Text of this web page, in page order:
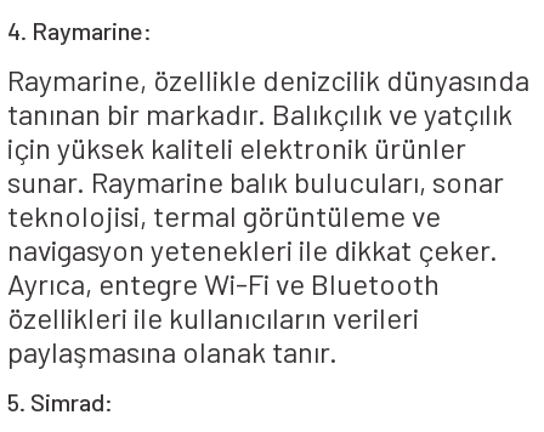
4. Raymarine:
Raymarine, özellikle denizcilik dünyasında
tanınan bir markadır. Balıkçılık ve yatçılık
için yüksek kaliteli elektronik ürünler
sunar. Raymarine balık bulucuları, sonar
teknolojisi, termal görüntüleme ve
navigasyon yetenekleri ile dikkat çeker.
Ayrıca, entegre Wi-Fi ve Bluetooth
özellikleri ile kullanıcıların verileri
paylaşmasına olanak tanır.
5. Simrad: